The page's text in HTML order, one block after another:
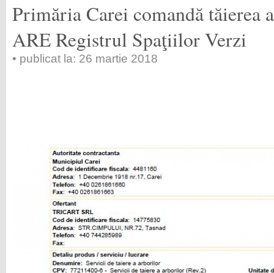
Primăria Carei comandă tăierea
ARE Registrul Spaţiilor Verzi
• publicat la: 26 martie 2018